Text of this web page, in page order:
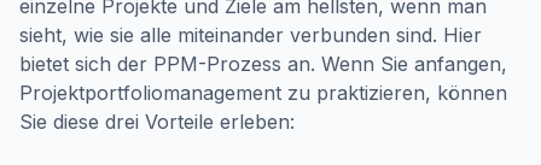
einzelne Projekte und Ziele am hellsten, wenn man
sieht, wie sie alle miteinander verbunden sind. Hier
bietet sich der PPM-Prozess an. Wenn Sie anfangen,
Projektportfoliomanagement zu praktizieren, können
Sie diese drei Vorteile erleben: